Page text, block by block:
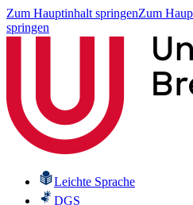
Zum Hauptinhalt springenZum
springen
Leichte Sprache
DGS